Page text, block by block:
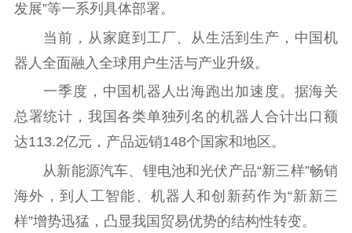
发展”等一系列具体部署。
当前，从家庭到工厂、从生活到生产，中国机
器人全面融入全球用户生活与产业升级。
一季度，中国机器人出海跑出加速度。据海关
总署统计，我国各类单独列名的机器人合计出口额
达113.2亿元，产品远销148个国家和地区。
从新能源汽车、锂电池和光伏产品“新三样”畅销
海外，到人工智能、机器人和创新药作为“新新三
样”增势迅猛，凸显我国贸易优势的结构性转变。